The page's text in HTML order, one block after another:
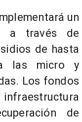
un
a través de
de hasta
las micro y
Los fondos
de